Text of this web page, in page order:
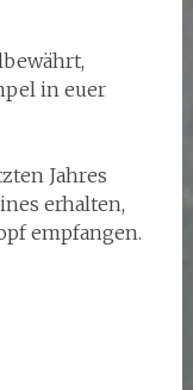
in euer
Jahres
erhalten,
empfangen.